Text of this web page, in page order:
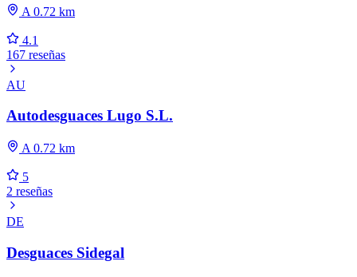
A 0.72 km
4.1
167 reseñas
AU
Autodesguaces Lugo S.L.
A 0.72 km
5
2 reseñas
DE
Desguaces Sidegal